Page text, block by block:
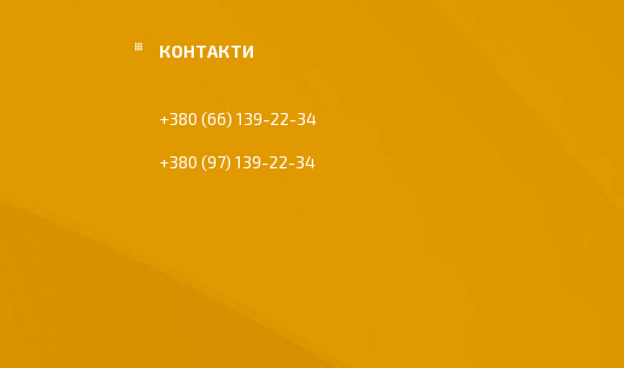
+380 (66) 139-22-34
+380 (97) 139-22-34